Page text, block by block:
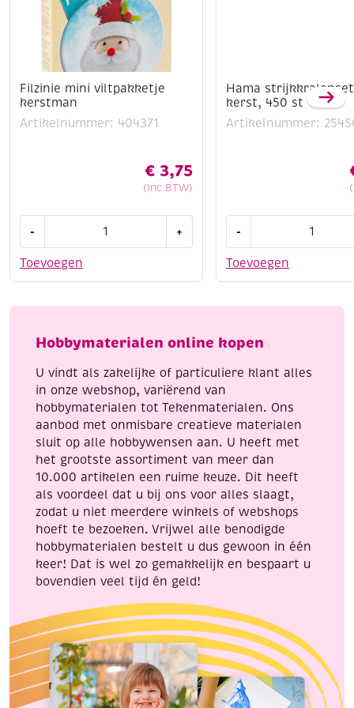
Filzinie mini viltpakketje
kerstman
Artikelnummer: 404371
€ 3,75
(Inc BTW)
Toevoegen
-
viltpakketje
+
Hama
kerst, 450 st
Artikelnummer:
Toevoegen
-
strijkkralenset
midi,
st
Hobbymaterialen online kopen
U vindt als zakelijke of particuliere klant alles
in onze webshop, variërend van
hobbymaterialen tot Tekenmaterialen. Ons
aanbod met onmisbare creatieve materialen
sluit op alle hobbywensen aan. U heeft met
het grootste assortiment van meer dan
10.000 artikelen een ruime keuze. Dit heeft
als voordeel dat u bij ons voor alles slaagt,
zodat u niet meerdere winkels of webshops
hoeft te bezoeken. Vrijwel alle benodigde
hobbymaterialen bestelt u dus gewoon in één
keer! Dat is wel zo gemakkelijk en bespaart u
bovendien veel tijd én geld!